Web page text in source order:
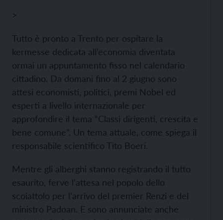
>
Tutto è pronto a Trento per ospitare la
kermesse dedicata all’economia diventata
ormai un appuntamento fisso nel calendario
cittadino. Da domani fino al 2 giugno sono
attesi economisti, politici, premi Nobel ed
esperti a livello internazionale per
approfondire il tema “Classi dirigenti, crescita e
bene comune”. Un tema attuale, come spiega il
responsabile scientifico Tito Boeri.
Mentre gli alberghi stanno registrando il tutto
esaurito, ferve l’attesa nel popolo dello
scoiattolo per l’arrivo del premier Renzi e del
ministro Padoan. E sono annunciate anche